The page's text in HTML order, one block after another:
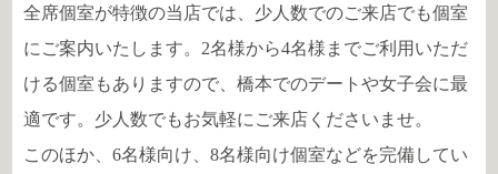
全席個室が特徴の当店では、少人数でのご来店でも個室
にご案内いたします。2名様から4名様までご利用いただ
ける個室もありますので、橋本でのデートや女子会に最
適です。少人数でもお気軽にご来店くださいませ。
このほか、6名様向け、8名様向け個室などを完備してい